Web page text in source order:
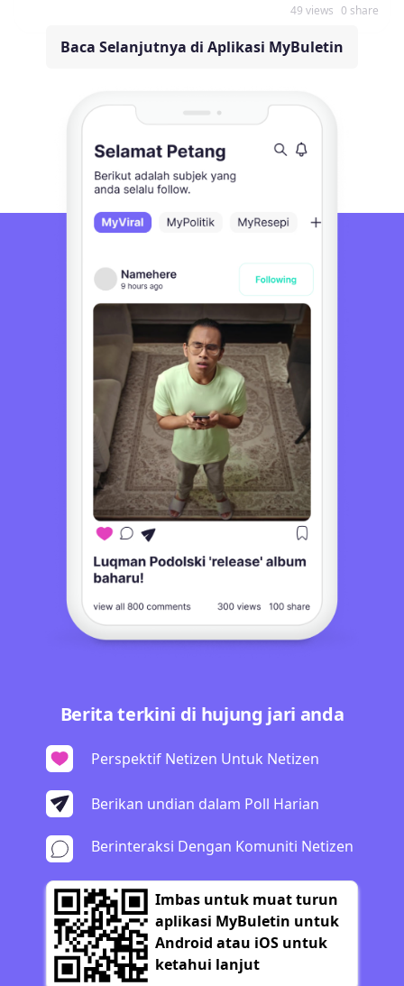
0 share
49 views
Baca Selanjutnya di Aplikasi MyBuletin
Berita terkini di hujung jari anda
Perspektif Netizen Untuk Netizen
Berikan undian dalam Poll Harian
Berinteraksi Dengan Komuniti Netizen
Imbas untuk muat turun
aplikasi MyBuletin untuk
Android atau iOS untuk
ketahui lanjut